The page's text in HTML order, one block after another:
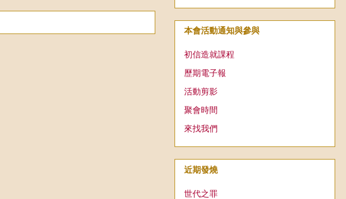
本會活動通知與參與
初信造就課程
歷期電子報
活動剪影
聚會時間
來找我們
近期發燒
世代之罪